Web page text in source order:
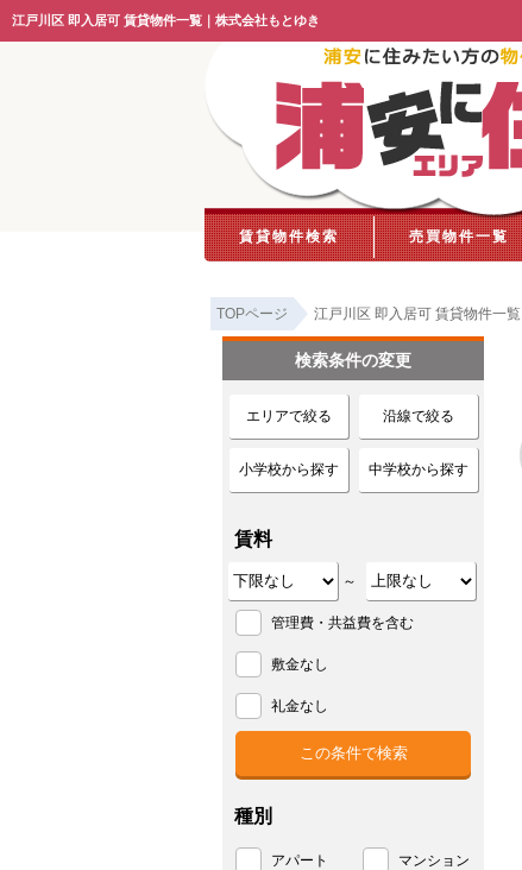
江戸川区 即入居可 賃貸物件一覧｜株式会社もとゆき
賃貸物件検索 売買物件一覧
TOPページ 江戸川区 即入居可 賃貸物件一覧
検索条件の変更
エリアで絞る 沿線で絞る
小学校から探す 中学校から探す
賃料
～
管理費・共益費を含む
敷金なし
礼金なし
種別
アパート マンション